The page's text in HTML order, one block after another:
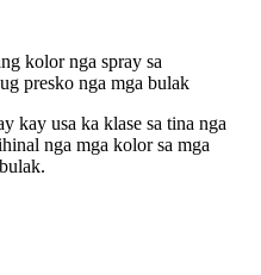
kolor nga spray sa
presko nga mga bulak
kay usa ka klase sa tina nga
nga mga kolor sa mga